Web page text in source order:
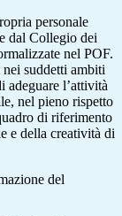
personale
dal Collegio dei
nel POF.
suddetti ambiti
adeguare l’attività
nel pieno rispetto
di riferimento
e della creatività di
del